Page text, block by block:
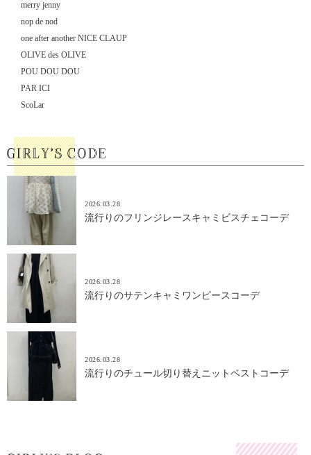
merry jenny
nop de nod
one after another NICE CLAUP
OLIVE des OLIVE
POU DOU DOU
PAR ICI
ScoLar
2026.03.28
流行りのフリンジレースキャミビスチェコーデ
2026.03.28
流行りのサテンキャミワンピースコーデ
2026.03.28
流行りのチュール切り替えニットベストコーデ